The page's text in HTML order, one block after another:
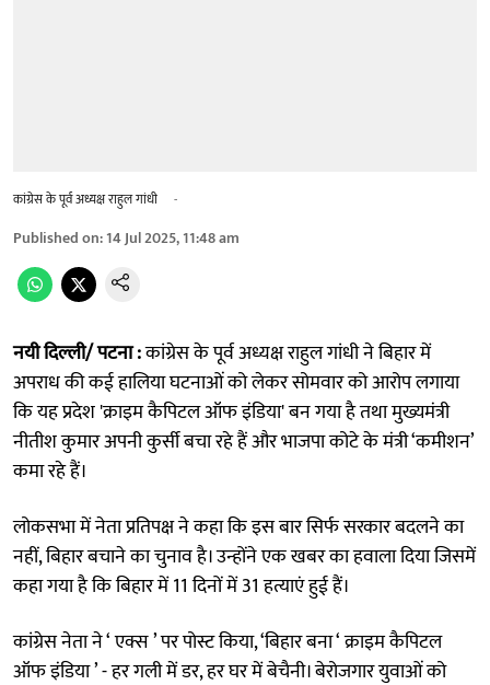
कांग्रेस के पूर्व अध्यक्ष राहुल गांधी -
Published on:14 Jul 2025, 11:48 am
नयी दिल्ली/ पटना :कांग्रेस के पूर्व अध्यक्ष राहुल गांधी ने बिहार में
अपराध की कई हालिया घटनाओं को लेकर सोमवार को आरोप लगाया
कि यह प्रदेश 'क्राइम कैपिटल ऑफ इंडिया' बन गया है तथा मुख्यमंत्री
नीतीश कुमार अपनी कुर्सी बचा रहे हैं और भाजपा कोटे के मंत्री ‘कमीशन’
कमा रहे हैं।
लोकसभा में नेता प्रतिपक्ष ने कहा कि इस बार सिर्फ सरकार बदलने का
नहीं, बिहार बचाने का चुनाव है। उन्होंने एक खबर का हवाला दिया जिसमें
कहा गया है कि बिहार में 11 दिनों में 31 हत्याएं हुई हैं।
कांग्रेस नेता ने ‘ एक्स ’ पर पोस्ट किया, ‘बिहार बना ‘ क्राइम कैपिटल
ऑफ इंडिया ’ - हर गली में डर, हर घर में बेचैनी। बेरोजगार युवाओं को